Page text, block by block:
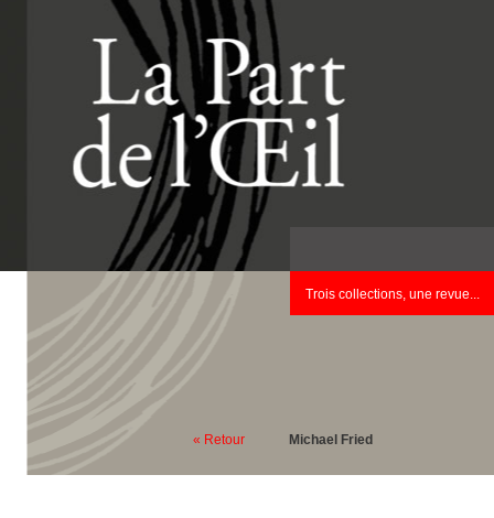
Trois collections, une revue...
« Retour Michael Fried